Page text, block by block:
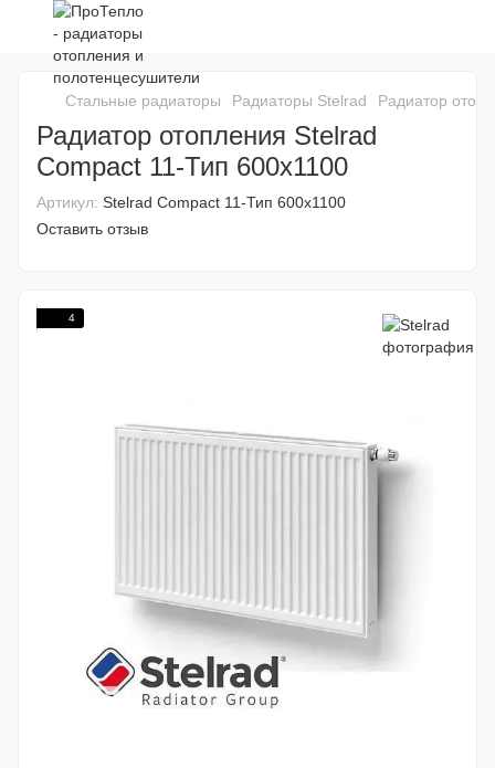
Стальные радиаторы Радиаторы Stelrad Радиатор
Радиатор отопления Stelrad
Compact 11-Тип 600x1100
Артикул: Stelrad Compact 11-Тип 600x1100
Оставить отзыв
4